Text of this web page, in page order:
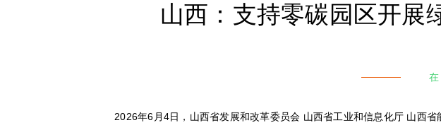
山西：支持零碳园区开展
2026年6月4日，山西省发展和改革委员会 山西省工业和信息化厅 山西